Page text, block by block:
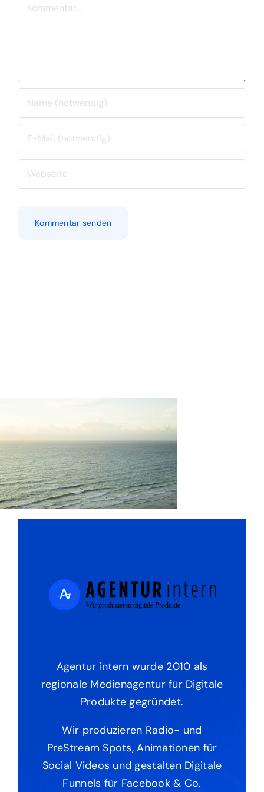
Agentur intern wurde 2010 als
regionale Medienagentur für Digitale
Produkte gegründet.
Wir produzieren Radio- und
PreStream Spots, Animationen für
Social Videos und gestalten Digitale
Funnels für Facebook & Co.